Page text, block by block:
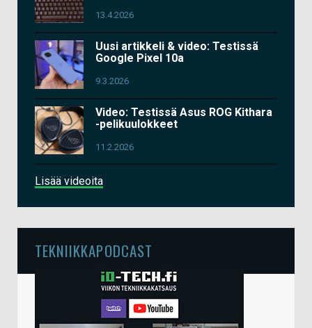
13.4.2026
Uusi artikkeli & video: Testissä
Google Pixel 10a
9.3.2026
Video: Testissä Asus ROG Kithara
-pelikuulokkeet
11.2.2026
Lisää videoita
TEKNIIKKAPODCAST